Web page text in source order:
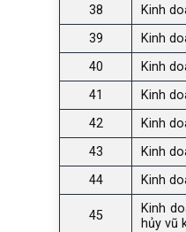
38
Kinh
39
Kinh
40
Kinh
41
Kinh
42
Kinh
43
Kinh
44
Kinh
45
Kinh
hủy vũ